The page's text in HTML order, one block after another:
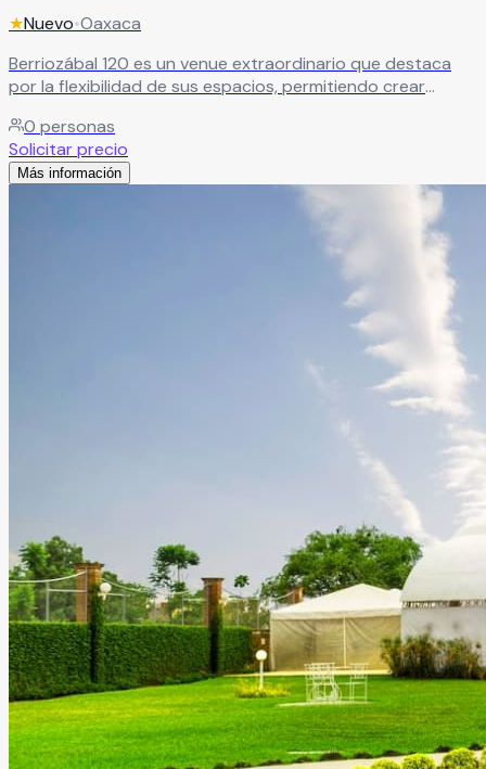
★Nuevo•Oaxaca
Berriozábal 120 es un venue extraordinario que destaca
por la flexibilidad de sus espacios, permitiendo crear
minimalista abre la posibilidad a una amplia variedad de
decoraciones y conceptos temáticos, sin límites. Ubicado
en el centro de la ciudad de Oaxaca, este espacio con más
de 100 años de historia —antiguamente la fábrica
0 personas
Solicitar precio
Más información